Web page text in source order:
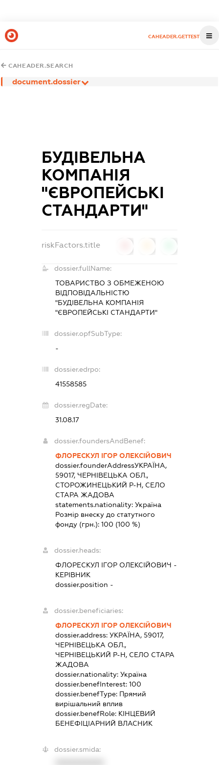
CAHEADER.GETTEST
CAHEADER.SEARCH
document.dossier
БУДІВЕЛЬНА
КОМПАНІЯ
"ЄВРОПЕЙСЬКІ
СТАНДАРТИ"
riskFactors.title
dossier.fullName:
ТОВАРИСТВО З ОБМЕЖЕНОЮ
ВІДПОВІДАЛЬНІСТЮ
"БУДІВЕЛЬНА КОМПАНІЯ
"ЄВРОПЕЙСЬКІ СТАНДАРТИ"
dossier.opfSubType:
-
dossier.edrpo:
41558585
dossier.regDate:
31.08.17
dossier.foundersAndBenef:
ФЛОРЕСКУЛ ІГОР ОЛЕКСІЙОВИЧ
dossier.founderAddressУКРАЇНА,
59017, ЧЕРНІВЕЦЬКА ОБЛ.,
СТОРОЖИНЕЦЬКИЙ Р-Н, СЕЛО
СТАРА ЖАДОВА
statements.nationality:Україна
Розмір внеску до статутного
фонду (грн.):100 (100 %)
dossier.heads:
ФЛОРЕСКУЛ ІГОР ОЛЕКСІЙОВИЧ -
КЕРІВНИК
dossier.position -
dossier.beneficiaries:
ФЛОРЕСКУЛ ІГОР ОЛЕКСІЙОВИЧ
dossier.address:УКРАЇНА, 59017,
ЧЕРНІВЕЦЬКА ОБЛ.,
ЧЕРНІВЕЦЬКИЙ Р-Н, СЕЛО СТАРА
ЖАДОВА
dossier.nationality:Україна
dossier.benefInterest:100
dossier.benefType: Прямий
вирішальний вплив
dossier.benefRole: КІНЦЕВИЙ
БЕНЕФІЦІАРНИЙ ВЛАСНИК
dossier.smida: